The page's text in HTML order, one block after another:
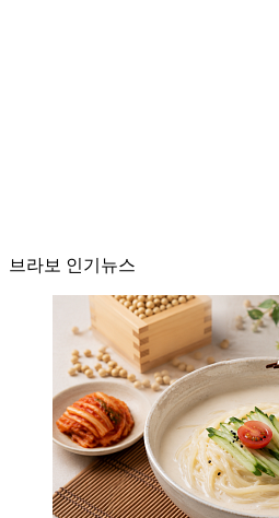
브라보 인기뉴스